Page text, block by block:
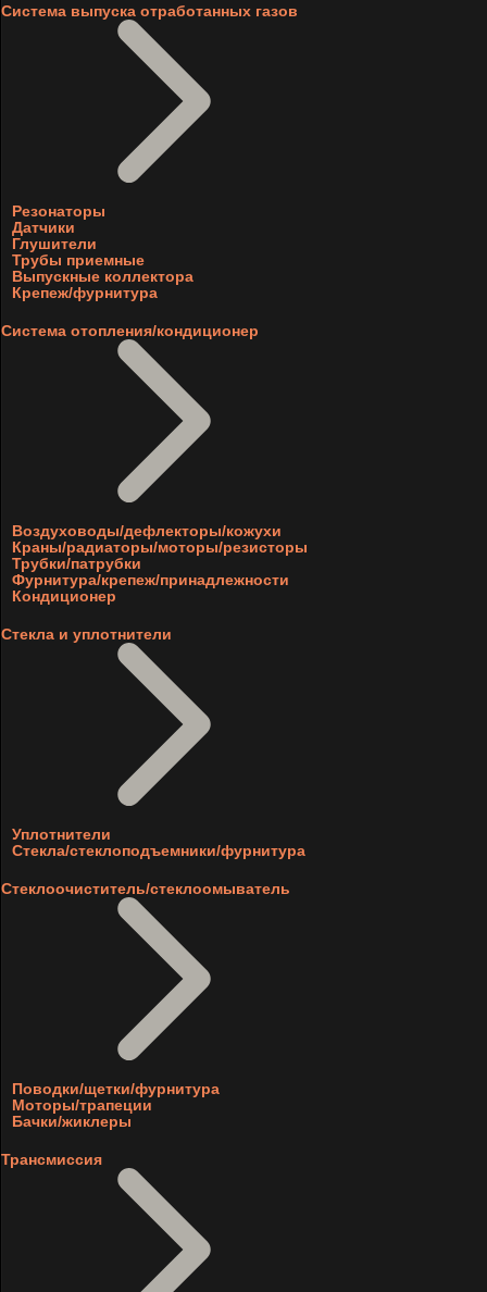
Система выпуска отработанных газов
Резонаторы
Датчики
Глушители
Трубы приемные
Выпускные коллектора
Крепеж/фурнитура
Система отопления/кондиционер
Воздуховоды/дефлекторы/кожухи
Краны/радиаторы/моторы/резисторы
Трубки/патрубки
Фурнитура/крепеж/принадлежности
Кондиционер
Стекла и уплотнители
Уплотнители
Стекла/стеклоподъемники/фурнитура
Стеклоочиститель/стеклоомыватель
Поводки/щетки/фурнитура
Моторы/трапеции
Бачки/жиклеры
Трансмиссия